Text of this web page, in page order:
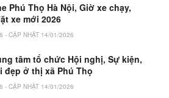
Phú Thọ Hà Nội, Giờ xe chạy,
xe mới 2026
- CẬP NHẬT 14/01/2026
tâm tổ chức Hội nghị, Sự kiện,
đẹp ở thị xã Phú Thọ
- CẬP NHẬT 14/01/2026